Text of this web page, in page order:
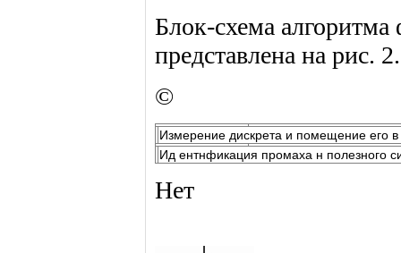
Блок-схема
представлена на рис. 2.
©
Измерение дискрета и помещение его в
Ид ентнфикация промаха н полезного
Нет